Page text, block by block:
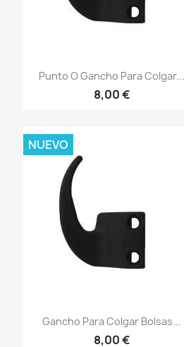
Vista rápida
Punto O Gancho Para Colgar...
8,00 €
Vista rápida
Gancho Para Colgar Bolsas...
8,00 €
NUEVO